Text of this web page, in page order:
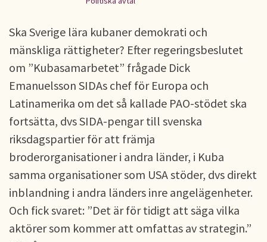
Ska Sverige lära kubaner demokrati och
mänskliga rättigheter? Efter regeringsbeslutet
om ”Kubasamarbetet” frågade Dick
Emanuelsson SIDAs chef för Europa och
Latinamerika om det så kallade PAO-stödet ska
fortsätta, dvs SIDA-pengar till svenska
riksdagspartier för att främja
broderorganisationer i andra länder, i Kuba
samma organisationer som USA stöder, dvs direkt
inblandning i andra länders inre angelägenheter.
Och fick svaret: ”Det är för tidigt att säga vilka
aktörer som kommer att omfattas av strategin.”